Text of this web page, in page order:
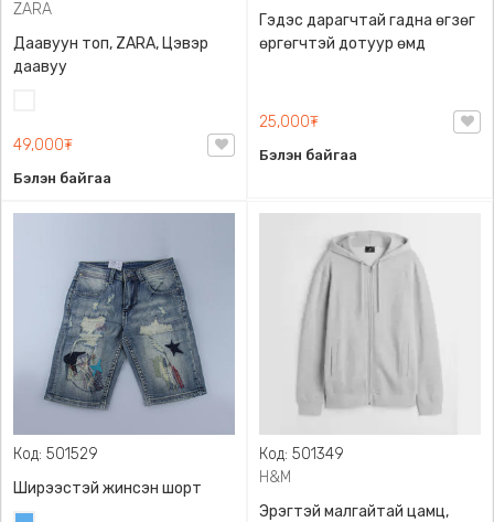
ZARA
Даавуун топ, ZARA, Цэвэр
даавуу
49,000₮
Бэлэн байгаа
Гэдэс дарагчтай гадна өгзөг
өргөгчтэй дотуур өмд
25,000₮
Бэлэн байгаа
Код: 501529
Ширээстэй жинсэн шорт
Код: 501349
H&M
Эрэгтэй малгайтай цамц,